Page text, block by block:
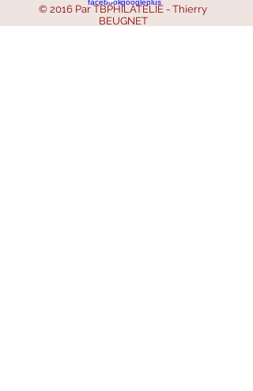
© 2016 Par TBPHILATELIE - Thierry
BEUGNET